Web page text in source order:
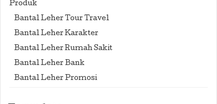
Produk
Bantal Leher Tour Travel
Bantal Leher Karakter
Bantal Leher Rumah Sakit
Bantal Leher Bank
Bantal Leher Promosi